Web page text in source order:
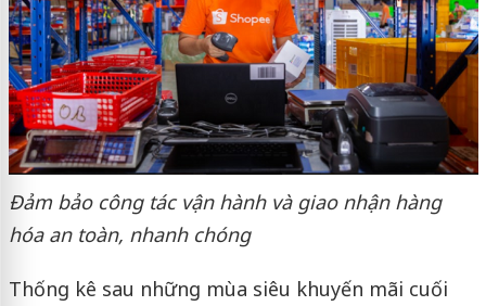
Đảm bảo công tác vận hành và giao nhận hàng
hóa an toàn, nhanh chóng
Thống kê sau những mùa siêu khuyến mãi cuối